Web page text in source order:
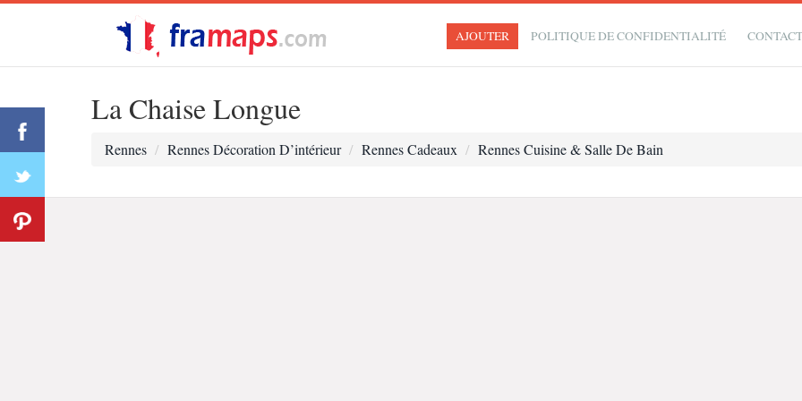
AJOUTER POLITIQUE DE CONFIDENTIALITÉ
La Chaise Longue
Rennes Rennes Décoration D’intérieur Rennes Cadeaux Rennes Cuisine & Salle De Bain